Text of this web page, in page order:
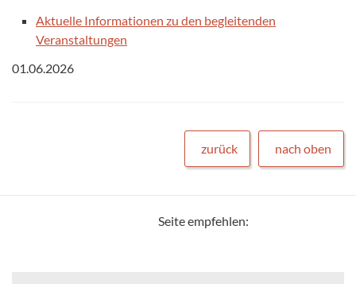
Aktuelle Informationen zu den begleitenden
Veranstaltungen
01.06.2026
zurück nach oben
Seite empfehlen: